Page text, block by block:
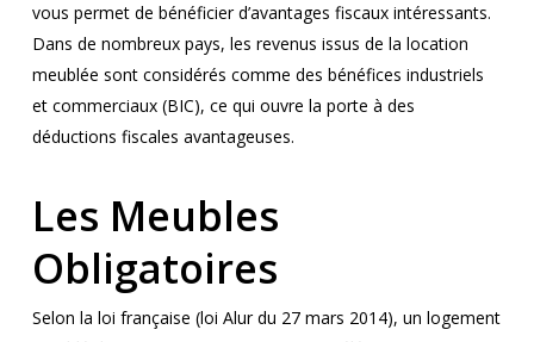
vous permet de bénéficier d’avantages fiscaux intéressants.
Dans de nombreux pays, les revenus issus de la location
meublée sont considérés comme des bénéfices industriels
et commerciaux (BIC), ce qui ouvre la porte à des
déductions fiscales avantageuses.
Les Meubles
Obligatoires
Selon la loi française (loi Alur du 27 mars 2014), un logement